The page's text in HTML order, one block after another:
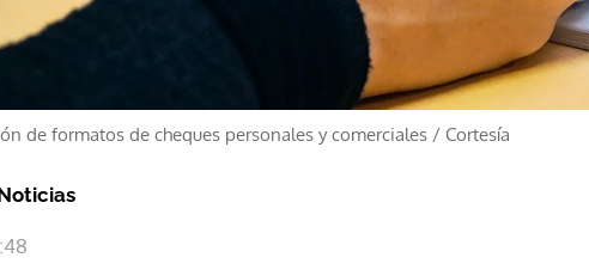
de formatos de cheques personales y comerciales / Cortesía